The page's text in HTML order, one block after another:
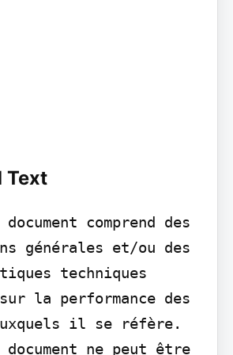
Text
comprend des
générales et/ou des
techniques
la performance des
il se réfère.
document ne peut être